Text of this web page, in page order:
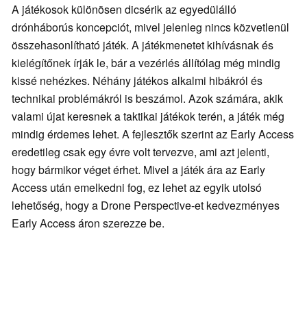
A játékosok különösen dicsérik az egyedülálló
drónháborús koncepciót, mivel jelenleg nincs közvetlenül
összehasonlítható játék. A játékmenetet kihívásnak és
kielégítőnek írják le, bár a vezérlés állítólag még mindig
kissé nehézkes. Néhány játékos alkalmi hibákról és
technikai problémákról is beszámol. Azok számára, akik
valami újat keresnek a taktikai játékok terén, a játék még
mindig érdemes lehet. A fejlesztők szerint az Early Access
eredetileg csak egy évre volt tervezve, ami azt jelenti,
hogy bármikor véget érhet. Mivel a játék ára az Early
Access után emelkedni fog, ez lehet az egyik utolsó
lehetőség, hogy a Drone Perspective-et kedvezményes
Early Access áron szerezze be.